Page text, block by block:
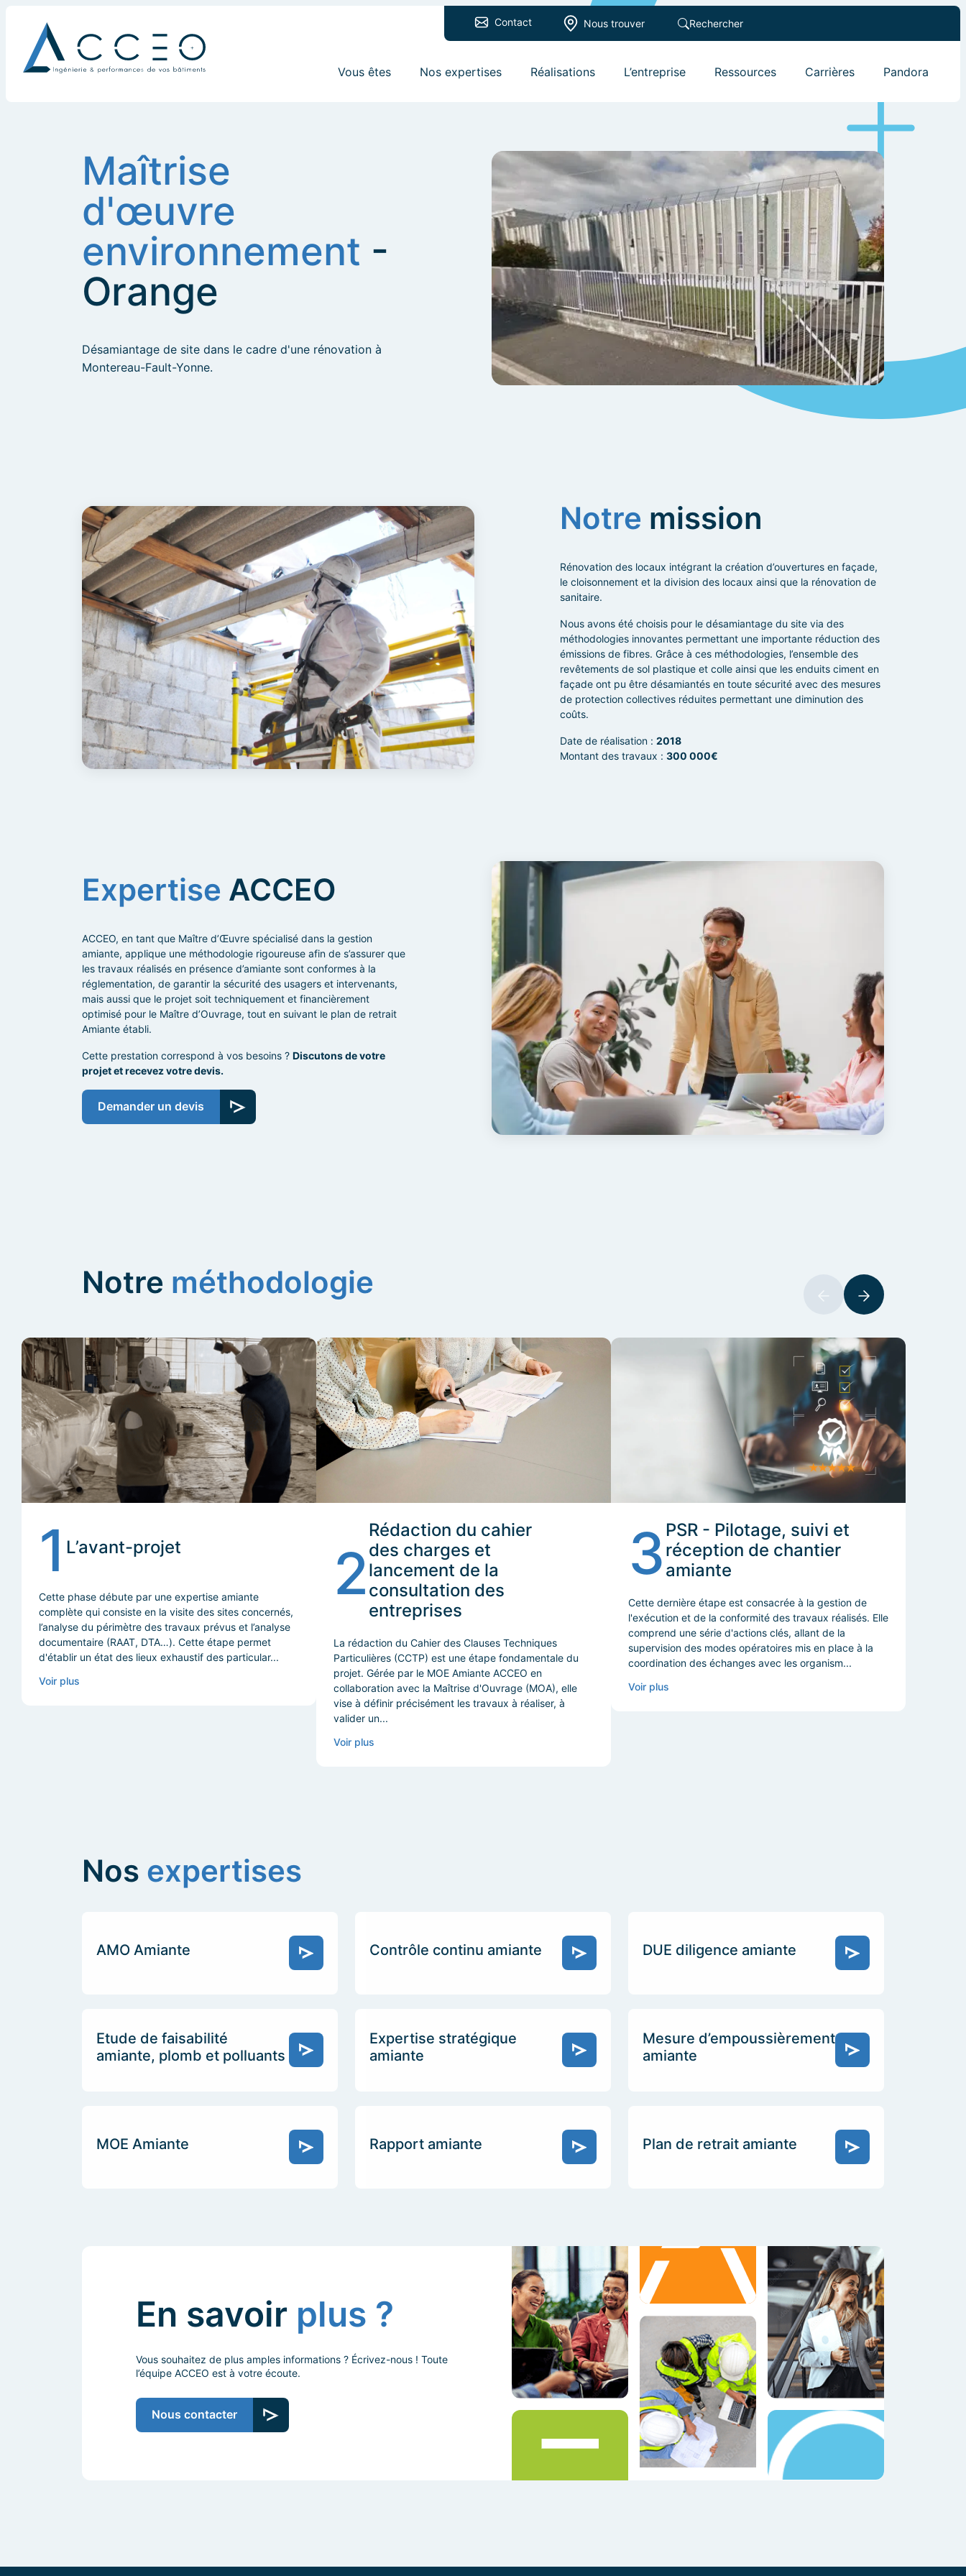
Contact Nous trouver Rechercher
Vous êtes Nos expertises Réalisations L’entreprise Ressources Carrières Pandora
Maîtrise
d'œuvre
environnement -
Orange
Désamiantage de site dans le cadre d'une rénovation à
Montereau-Fault-Yonne.
Notre mission
Rénovation des locaux intégrant la création d’ouvertures en façade,
le cloisonnement et la division des locaux ainsi que la rénovation de
sanitaire.
Nous avons été choisis pour le désamiantage du site via des
méthodologies innovantes permettant une importante réduction des
émissions de fibres. Grâce à ces méthodologies, l’ensemble des
revêtements de sol plastique et colle ainsi que les enduits ciment en
façade ont pu être désamiantés en toute sécurité avec des mesures
de protection collectives réduites permettant une diminution des
coûts.
Date de réalisation : 2018
Montant des travaux : 300 000€
Expertise ACCEO
ACCEO, en tant que Maître d’Œuvre spécialisé dans la gestion
amiante, applique une méthodologie rigoureuse afin de s’assurer que
les travaux réalisés en présence d’amiante sont conformes à la
réglementation, de garantir la sécurité des usagers et intervenants,
mais aussi que le projet soit techniquement et financièrement
optimisé pour le Maître d’Ouvrage, tout en suivant le plan de retrait
Amiante établi.
Cette prestation correspond à vos besoins ? Discutons de votre
projet et recevez votre devis.
Demander un devis
Notre méthodologie
1 L’avant-projet
Cette phase débute par une expertise amiante
complète qui consiste en la visite des sites concernés,
l’analyse du périmètre des travaux prévus et l’analyse
documentaire (RAAT, DTA…). Cette étape permet
d'établir un état des lieux exhaustif des particular...
Voir plus
2
Rédaction du cahier
des charges et
lancement de la
consultation des
entreprises
La rédaction du Cahier des Clauses Techniques
Particulières (CCTP) est une étape fondamentale du
projet. Gérée par le MOE Amiante ACCEO en
collaboration avec la Maîtrise d'Ouvrage (MOA), elle
vise à définir précisément les travaux à réaliser, à
valider un...
Voir plus
3 PSR - Pilotage, suivi et
réception de chantier
amiante
Cette dernière étape est consacrée à la gestion de
l'exécution et de la conformité des travaux réalisés. Elle
comprend une série d'actions clés, allant de la
supervision des modes opératoires mis en place à la
coordination des échanges avec les organism...
Voir plus
Nos expertises
AMO Amiante Contrôle continu amiante DUE diligence amiante
Etude de faisabilité
amiante, plomb et polluants
Expertise stratégique
amiante
Mesure d’empoussièrement
amiante
MOE Amiante Rapport amiante Plan de retrait amiante
En savoir plus ?
Vous souhaitez de plus amples informations ? Écrivez-nous ! Toute
l’équipe ACCEO est à votre écoute.
Nous contacter